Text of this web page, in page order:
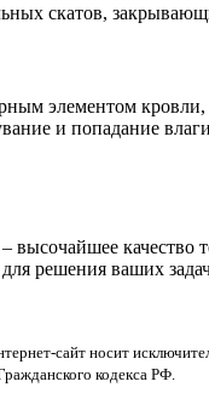
скатов,
элементом
и попадание
высочайшее
решения ваших
сайт носит
кодекса РФ.